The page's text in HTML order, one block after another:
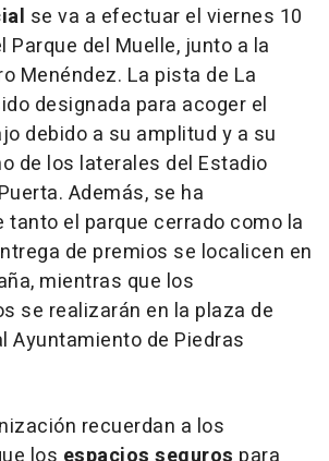
se va a efectuar el viernes 10
Parque del Muelle, junto a la
Menéndez. La pista de La
designada para acoger el
debido a su amplitud y a su
de los laterales del Estadio
Además, se ha
tanto el parque cerrado como la
de premios se localicen en
mientras que los
se realizarán en la plaza de
Ayuntamiento de Piedras
recuerdan a los